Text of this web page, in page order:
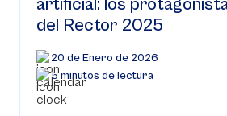
artificial: los
del Rector 2025
20 de Enero de 2026
5 minutos de lectura